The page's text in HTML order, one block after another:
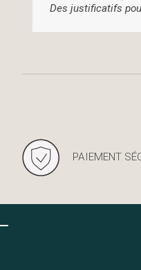
Des justificatifs
PAIEMENT